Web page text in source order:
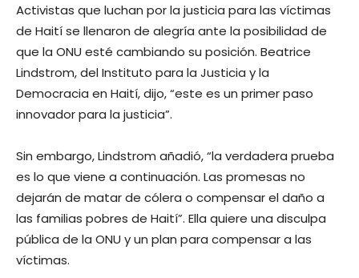
Activistas que luchan por la justicia para las víctimas
de Haití se llenaron de alegría ante la posibilidad de
que la ONU esté cambiando su posición. Beatrice
Lindstrom, del Instituto para la Justicia y la
Democracia en Haití, dijo, “este es un primer paso
innovador para la justicia”.
Sin embargo, Lindstrom añadió, “la verdadera prueba
es lo que viene a continuación. Las promesas no
dejarán de matar de cólera o compensar el daño a
las familias pobres de Haití”. Ella quiere una disculpa
pública de la ONU y un plan para compensar a las
víctimas.